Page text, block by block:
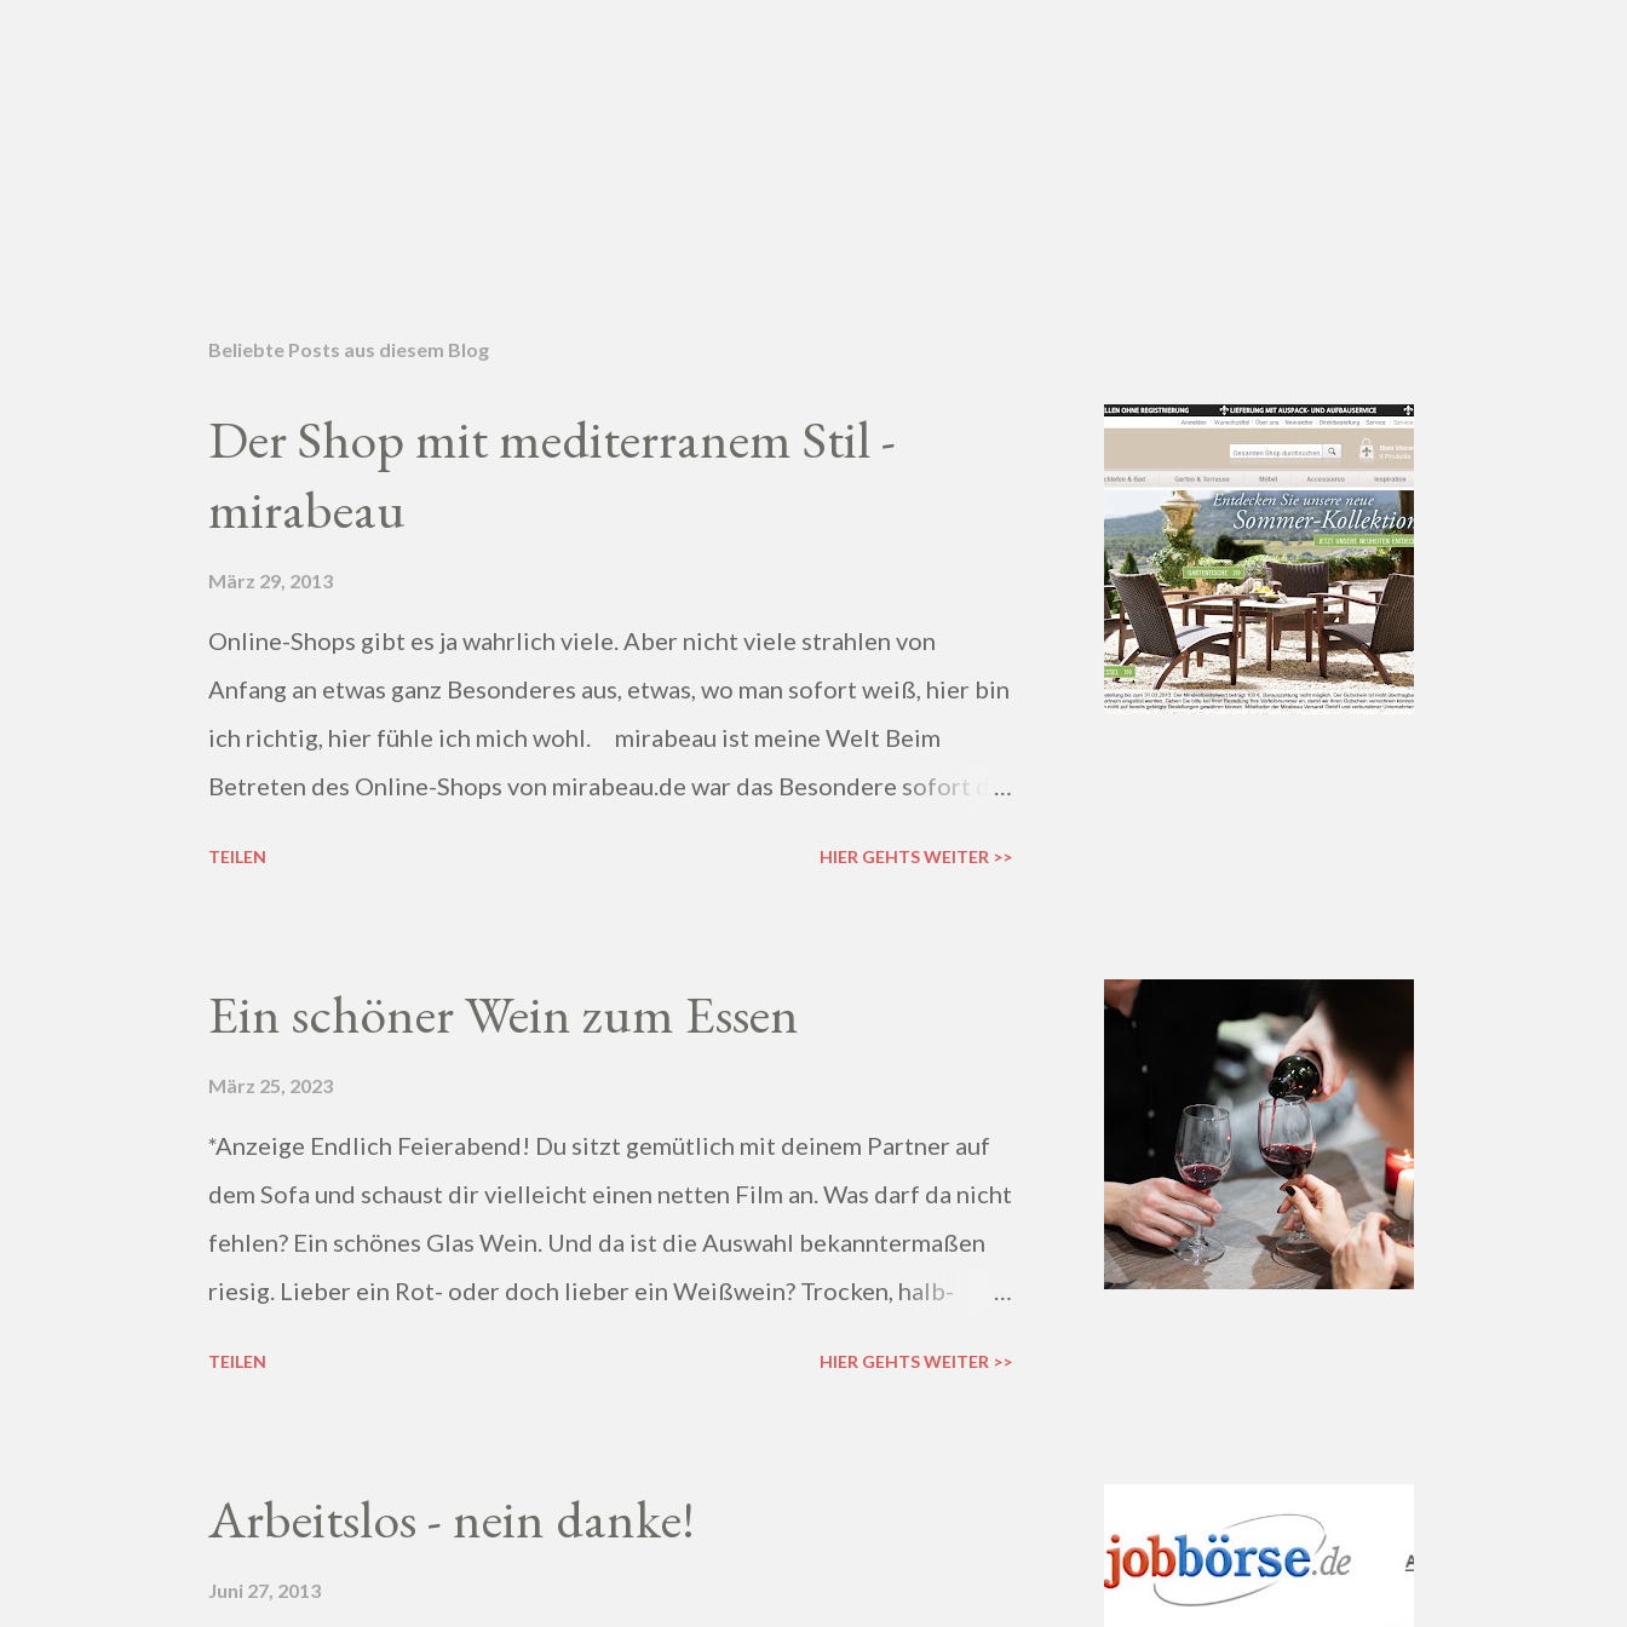
Beliebte Posts aus diesem Blog
Der Shop mit mediterranem Stil -
mirabeau
März 29, 2013
Online-Shops gibt es ja wahrlich viele. Aber nicht viele strahlen von
Anfang an etwas ganz Besonderes aus, etwas, wo man sofort weiß, hier bin
ich richtig, hier fühle ich mich wohl. mirabeau ist meine Welt Beim
Betreten des Online-Shops von mirabeau.de war das Besondere sofort da,
TEILEN HIER GEHTS WEITER >>
Ein schöner Wein zum Essen
März 25, 2023
*Anzeige Endlich Feierabend! Du sitzt gemütlich mit deinem Partner auf
dem Sofa und schaust dir vielleicht einen netten Film an. Was darf da nicht
fehlen? Ein schönes Glas Wein. Und da ist die Auswahl bekanntermaßen
riesig. Lieber ein Rot- oder doch lieber ein Weißwein? Trocken, halb-
TEILEN HIER GEHTS WEITER >>
Arbeitslos - nein danke!
Juni 27, 2013